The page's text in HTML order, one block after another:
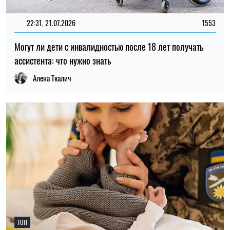
22:31, 21.07.2026 1553
Могут ли дети с инвалидностью после 18 лет получать
ассистента: что нужно знать
Алена Ткалич
ТОП